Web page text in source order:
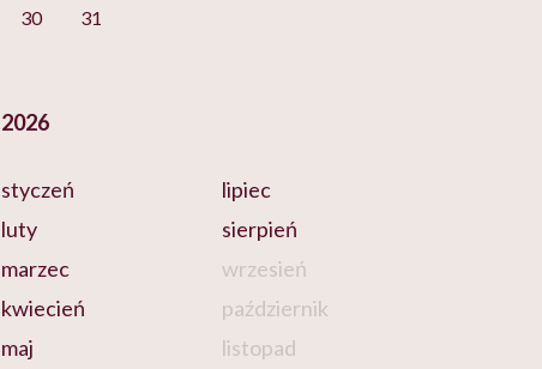
30
31
2026
styczeń
luty
marzec
kwiecień
maj
lipiec
sierpień
wrzesień
październik
listopad